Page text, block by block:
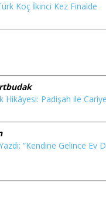
Koç İkinci Kez Finalde
Hikâyesi: Padişah ile
“Kendine Gelince Ev